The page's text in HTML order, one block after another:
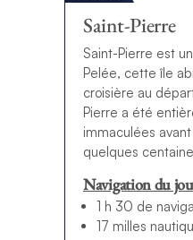
Saint-Pierre
Saint-Pierre est
Pelée, cette île
croisière au
Pierre a été
immaculées
quelques
Navigation du
1 h 30 de
17 milles